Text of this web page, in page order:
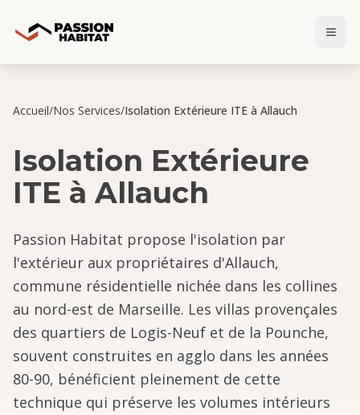
Accueil/Nos Services/Isolation Extérieure ITE à Allauch
Isolation Extérieure
ITE à Allauch
Passion Habitat propose l'isolation par
l'extérieur aux propriétaires d'Allauch,
commune résidentielle nichée dans les collines
au nord-est de Marseille. Les villas provençales
des quartiers de Logis-Neuf et de la Pounche,
souvent construites en agglo dans les années
80-90, bénéficient pleinement de cette
technique qui préserve les volumes intérieurs